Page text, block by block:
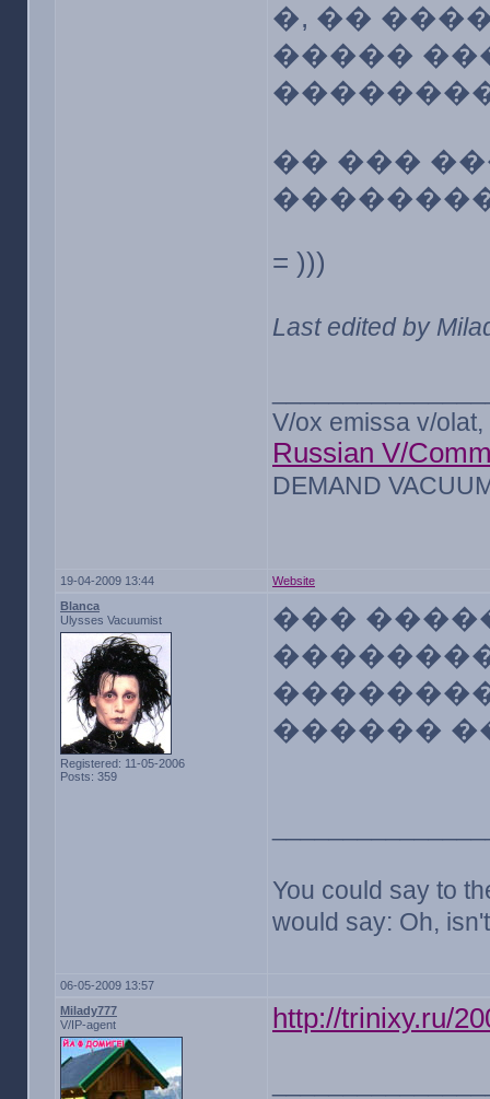
�, ��
�����
�� ���
= )))
Last edited by
V/ox emissa v/
Russian V/
DEMAND
19-04-2009 13:44
Website
Blanca
Ulysses Vacuumist
Registered: 11-05-2006
Posts: 359
���
������
You could say to
would say: Oh,
06-05-2009 13:57
Milady777
V/IP-agent
http://trinixy.ru/